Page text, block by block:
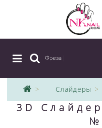
Фреза|
Слайдеры
3D